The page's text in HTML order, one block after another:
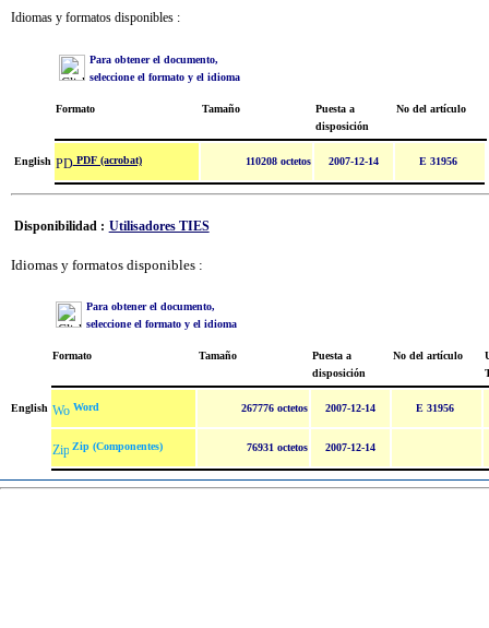
Idiomas y formatos disponibles :
Para obtener el documento,
seleccione el formato y el idioma
Formato Tamaño
Puesta a
disposición
No del artículo
English PDF (acrobat) 110208 octetos 2007-12-14 E 31956
Disponibilidad : Utilisadores TIES
Idiomas y formatos disponibles :
Para obtener el documento,
seleccione el formato y el idioma
Formato Tamaño
Puesta a
disposición
No del artículo
English Word 267776 octetos 2007-12-14 E 31956
Zip (Componentes) 76931 octetos 2007-12-14